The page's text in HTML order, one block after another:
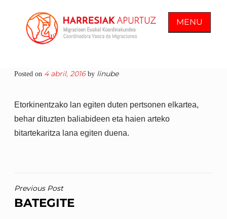
content
reconocida su ciudadanía plena
MENU
Posted on 4 abril, 2016by linube
Etorkinentzako lan egiten duten pertsonen elkartea,
behar dituzten baliabideen eta haien arteko
bitartekaritza lana egiten duena.
NAVEGACIÓN
DE
Previous Post
BATEGITE